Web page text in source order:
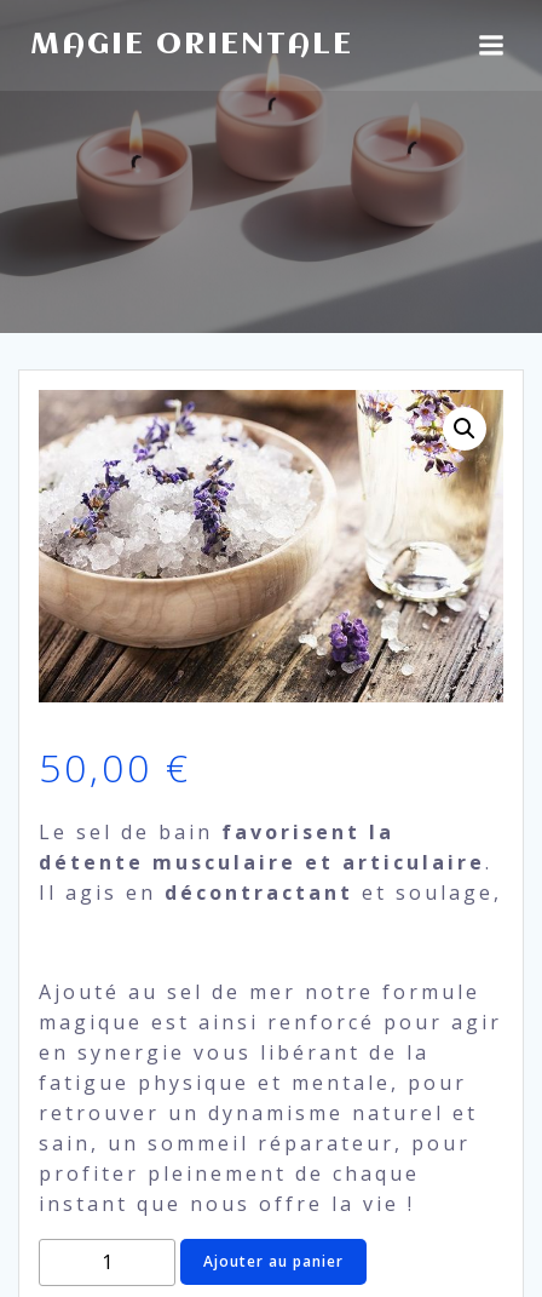
MAGIE ORIENTALE
50,00 €
Le sel de bain favorisent la
détente musculaire et articulaire.
Il agis en décontractant et soulage,
Ajouté au sel de mer notre formule
magique est ainsi renforcé pour agir
en synergie vous libérant de la
fatigue physique et mentale, pour
retrouver un dynamisme naturel et
sain, un sommeil réparateur, pour
profiter pleinement de chaque
instant que nous offre la vie !
quantité
de
Ajouter au panier